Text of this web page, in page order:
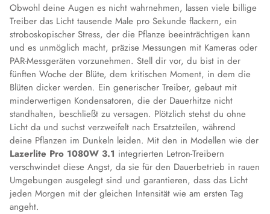
Obwohl deine Augen es nicht wahrnehmen, lassen viele billige
Treiber das Licht tausende Male pro Sekunde flackern, ein
stroboskopischer Stress, der die Pflanze beeinträchtigen kann
und es unmöglich macht, präzise Messungen mit Kameras oder
PAR-Messgeräten vorzunehmen. Stell dir vor, du bist in der
fünften Woche der Blüte, dem kritischen Moment, in dem die
Blüten dicker werden. Ein generischer Treiber, gebaut mit
minderwertigen Kondensatoren, die der Dauerhitze nicht
standhalten, beschließt zu versagen. Plötzlich stehst du ohne
Licht da und suchst verzweifelt nach Ersatzteilen, während
deine Pflanzen im Dunkeln leiden. Mit den in Modellen wie der
Lazerlite Pro 1080W 3.1 integrierten Letron-Treibern
verschwindet diese Angst, da sie für den Dauerbetrieb in rauen
Umgebungen ausgelegt sind und garantieren, dass das Licht
jeden Morgen mit der gleichen Intensität wie am ersten Tag
angeht.